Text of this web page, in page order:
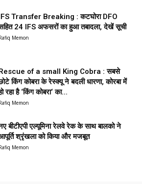
Transfer Breaking : कटघोरा DFO
24 IFS अफसरों का हुआ तबादला, देखें सूची
Memon
of a small King Cobra : सबसे
किंग कोबरा के रेस्क्यू ने बदली धारणा, कोरबा में
रहा है ‘किंग कोबरा‘ का...
Memon
बीटीएपी एल्यूमिना रेलवे रेक के साथ बालको ने
श्रृंखला को किया और मजबूत
Memon